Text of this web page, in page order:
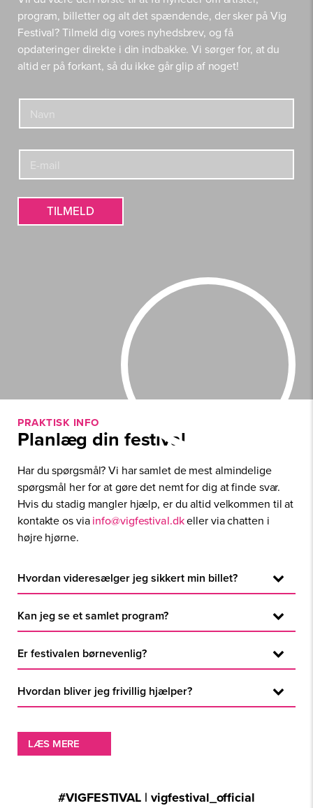
program, billetter og alt det spændende, der sker på Vig
Festival? Tilmeld dig vores nyhedsbrev, og få
opdateringer direkte i din indbakke. Vi sørger for, at du
altid er på forkant, så du ikke går glip af noget!
E
i
&
-
a
N
v
E
m
a
l
TILMELD
PRAKTISK INFO
Planlæg din festival
Har du spørgsmål? Vi har samlet de mest almindelige
spørgsmål her for at gøre det nemt for dig at finde svar.
Hvis du stadig mangler hjælp, er du altid velkommen til at
kontakte os viainfo@vigfestival.dkeller via chatten i
højre hjørne.
Hvordan videresælger jeg sikkert min billet?
Når du har fundet en køber kan I bruge
videresalgsplatformen til at gennemføre en sikker
transaktionen. Læs mere om det her
Undgå billetsnyd
Kan jeg se et samlet program?
Ja, du kan se hele programmet og tilmed planlægge dit
helt eget i vores nye App. Den kan hentes i Google
Play og App Store.
Er festivalen børnevenlig?
Ja, Vig Festival er for hele familien! I Viggos Verden
finder I børnevenlige områder med sjove og kreative
festivalens positive og inkluderende atmosfære. Husk,
at børn under 12 år har gratis adgang, når de er i følge
Hvordan bliver jeg frivillig hjælper?
OBS: Hvis du er 16-17 år skal vi bruge dine forældres
LÆS MERE
#VIGFESTIVAL | vigfestival_official